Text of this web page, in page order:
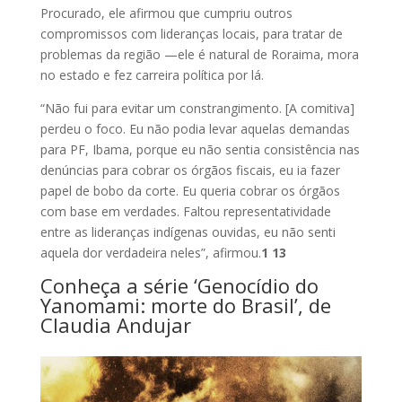
Procurado, ele afirmou que cumpriu outros
compromissos com lideranças locais, para tratar de
problemas da região —ele é natural de Roraima, mora
no estado e fez carreira política por lá.
“Não fui para evitar um constrangimento. [A comitiva]
perdeu o foco. Eu não podia levar aquelas demandas
para PF, Ibama, porque eu não sentia consistência nas
denúncias para cobrar os órgãos fiscais, eu ia fazer
papel de bobo da corte. Eu queria cobrar os órgãos
com base em verdades. Faltou representatividade
entre as lideranças indígenas ouvidas, eu não senti
aquela dor verdadeira neles”, afirmou.1 13
Conheça a série ‘Genocídio do
Yanomami: morte do Brasil’, de
Claudia Andujar